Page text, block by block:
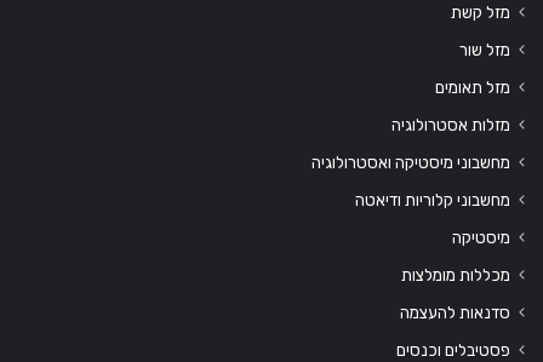
מזל קשת
מזל שור
מזל תאומים
מזלות אסטרולוגיה
מחשבוני מיסטיקה ואסטרולוגיה
מחשבוני קלוריות ודיאטה
מיסטיקה
מכללות מומלצות
סדנאות להעצמה
פסטיבלים וכנסים